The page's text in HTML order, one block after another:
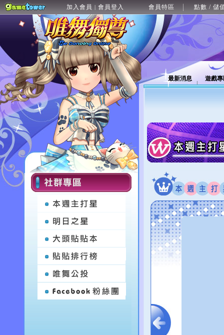
加入會員 | 會員登入 會員特區 點數 / 儲
最新消息 遊戲